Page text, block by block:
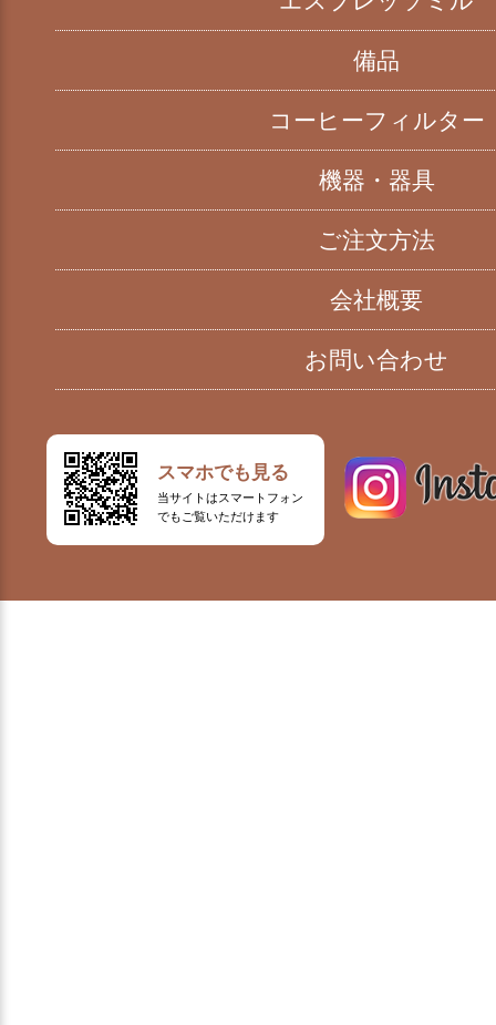
備品
コーヒーフィルター
機器・器具
ご注文方法
会社概要
お問い合わせ
スマホでも見る
当サイトはスマートフォン
でもご覧いただけます